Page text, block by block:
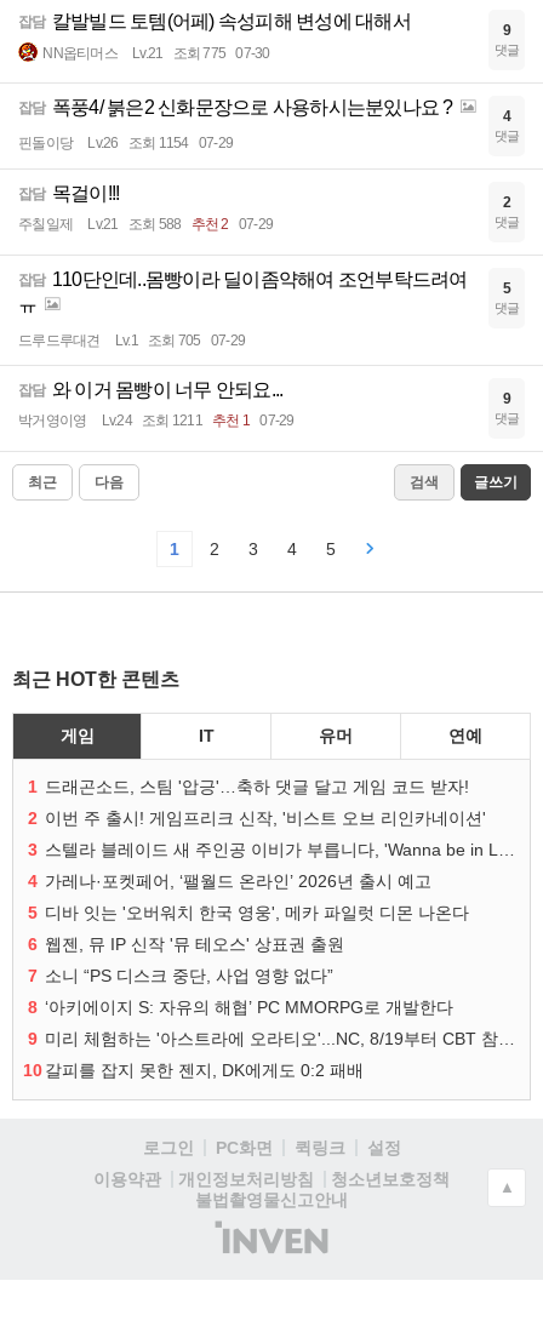
잡담 칼발빌드 토템(어페) 속성피해 변성에 대해서
NN옵티머스 Lv.21 조회 775 07-30
9
댓글
잡담 폭풍4/ 붉은2 신화문장으로 사용하시는분있나요 ?
핀돌이당 Lv.26 조회 1154 07-29
4
댓글
잡담 목걸이!!!
주칠일제 Lv.21 조회 588 추천 2 07-29
2
댓글
잡담 110단인데..몸빵이라 딜이좀약해여 조언부탁드려여
ㅠ
드루드루대견 Lv.1 조회 705 07-29
5
댓글
잡담 와 이거 몸빵이 너무 안되요...
박거영이영 Lv.24 조회 1211 추천 1 07-29
9
댓글
최근 다음 검색 글쓰기
1 2 3 4 5
최근 HOT한 콘텐츠
게임 IT 유머 연예
1 드래곤소드, 스팀 '압긍'…축하 댓글 달고 게임 코드 받자!
2 이번 주 출시! 게임프리크 신작, '비스트 오브 리인카네이션'
3
4 가레나·포켓페어, ‘팰월드 온라인’ 2026년 출시 예고
5 디바 잇는 '오버워치 한국 영웅', 메카 파일럿 디몬 나온다
6 웹젠, 뮤 IP 신작 '뮤 테오스' 상표권 출원
7 소니 “PS 디스크 중단, 사업 영향 없다”
8 ‘아키에이지 S: 자유의 해협’ PC MMORPG로 개발한다
9
10갈피를 잡지 못한 젠지, DK에게도 0:2 패배
로그인 PC화면 퀵링크
설정
이용약관
개인정보처리방침
청소년보호정책
불법촬영물신고안내
(주)
인
▲